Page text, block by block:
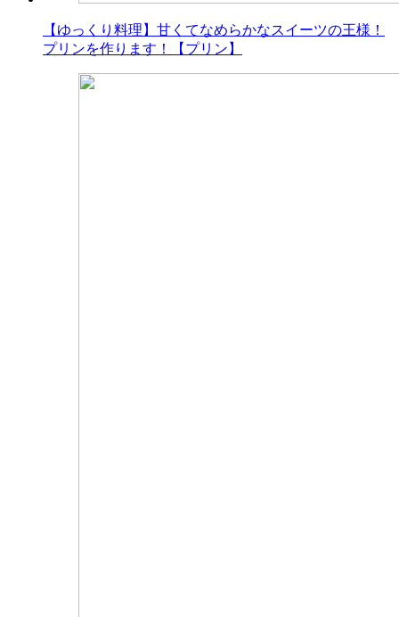
【ゆっくり料理】甘くてなめらかなスイーツの王様！
プリンを作ります！【プリン】